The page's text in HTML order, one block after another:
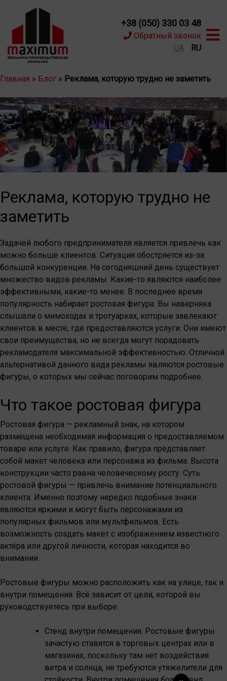
+38 (050) 330 03 48
Обратный звонок
UA
RU
Главная » Блог » Реклама, которую трудно не заметить
Реклама, которую трудно не
заметить
Задачей любого предпринимателя является привлечь как
можно больше клиентов. Ситуация обостряется из-за
большой конкуренции. На сегодняшний день существует
множество видов рекламы. Какие-то являются наиболее
эффективными, какие-то менее. В последнее время
популярность набирает ростовая фигура. Вы наверняка
слышали о мимоходах и тротуарках, которые завлекают
клиентов в месте, где предоставляются услуги. Они имеют
свои преимущества, но не всегда могут порадовать
рекламодателя максимальной эффективностью. Отличной
альтернативой данного вида рекламы являются ростовые
фигуры, о которых мы сейчас поговорим подробнее.
Что такое ростовая фигура
Ростовая фигура — рекламный знак, на котором
размещена необходимая информация о предоставляемом
товаре или услуге. Как правило, фигура представляет
собой макет человека или персонажа из фильма. Высота
конструкции часто равна человеческому росту. Суть
ростовой фигуры — привлечь внимание потенциального
клиента. Именно поэтому нередко подобные знаки
являются яркими и могут быть персонажами из
популярных фильмов или мультфильмов. Есть
возможность создать макет с изображением известного
актёра или другой личности, которая находится во
внимании.
Ростовые фигуры можно расположить как на улице, так и
внутри помещения. Всё зависит от цели, которой вы
руководствуетесь при выборе.
Стенд внутри помещения. Ростовые фигуры
зачастую ставятся в торговых центрах или в
магазинах, поскольку там нет воздействия
ветра и солнца, не требуются утяжелители для